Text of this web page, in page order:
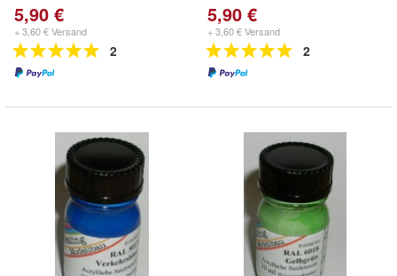
5,90 €
+ 3,60 € Versand
2
5,90 €
+ 3,60 € Versand
2